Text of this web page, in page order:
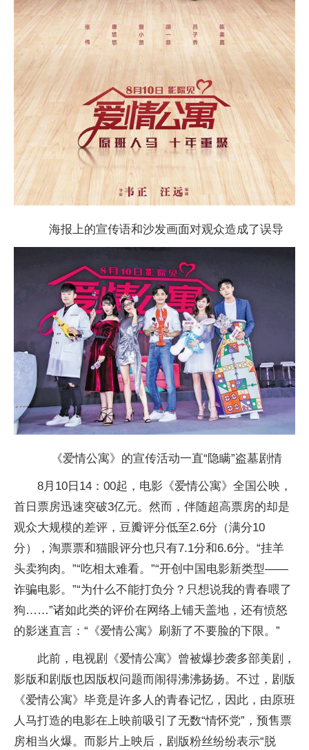
海报上的宣传语和沙发画面对观众造成了误导
《爱情公寓》的宣传活动一直“隐瞒”盗墓剧情
8月10日14：00起，电影《爱情公寓》全国公映，
首日票房迅速突破3亿元。然而，伴随超高票房的却是
观众大规模的差评，豆瓣评分低至2.6分（满分10
分），淘票票和猫眼评分也只有7.1分和6.6分。“挂羊
头卖狗肉。”“吃相太难看。”“开创中国电影新类型——
诈骗电影。”“为什么不能打负分？只想说我的青春喂了
狗……”诸如此类的评价在网络上铺天盖地，还有愤怒
的影迷直言：“《爱情公寓》刷新了不要脸的下限。”
此前，电视剧《爱情公寓》曾被爆抄袭多部美剧，
影版和剧版也因版权问题而闹得沸沸扬扬。不过，剧版
《爱情公寓》毕竟是许多人的青春记忆，因此，由原班
人马打造的电影在上映前吸引了无数“情怀党”，预售票
房相当火爆。而影片上映后，剧版粉丝纷纷表示“脱